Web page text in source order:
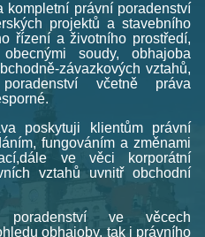
kompletní právní poradenství
projektů a stavebního
řízení a životního prostředí,
soudy, obhajoba
závazkových vztahů,
včetně práva
poskytuji klientům právní
fungováním a změnami
ve věci korporátní
vztahů uvnitř obchodní
ve věcech
obhajoby, tak i právního